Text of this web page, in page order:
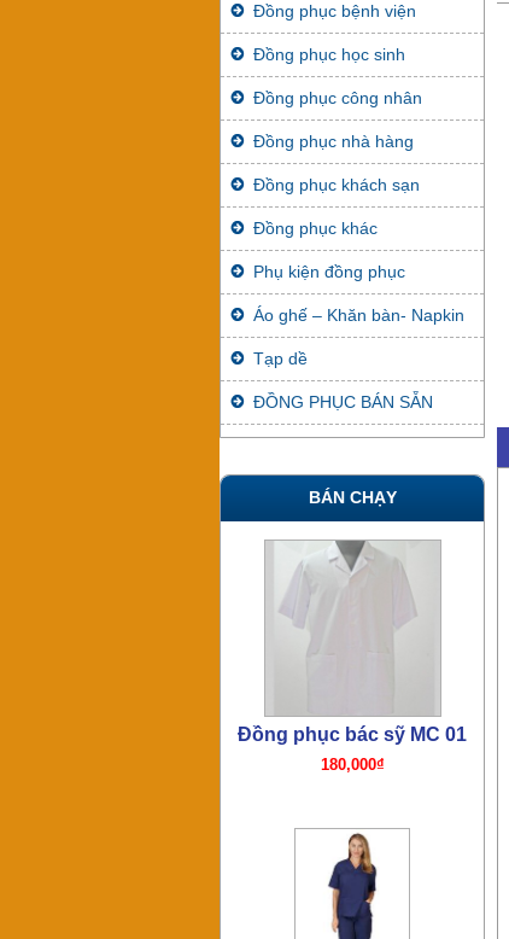
Đồng phục bệnh viện
Đồng phục học sinh
Đồng phục công nhân
Đồng phục nhà hàng
Đồng phục khách sạn
Đồng phục khác
Phụ kiện đồng phục
Áo ghế – Khăn bàn- Napkin
Tạp dề
ĐỒNG PHỤC BÁN SẴN
BÁN CHẠY
Đồng phục bác sỹ mổ TN06